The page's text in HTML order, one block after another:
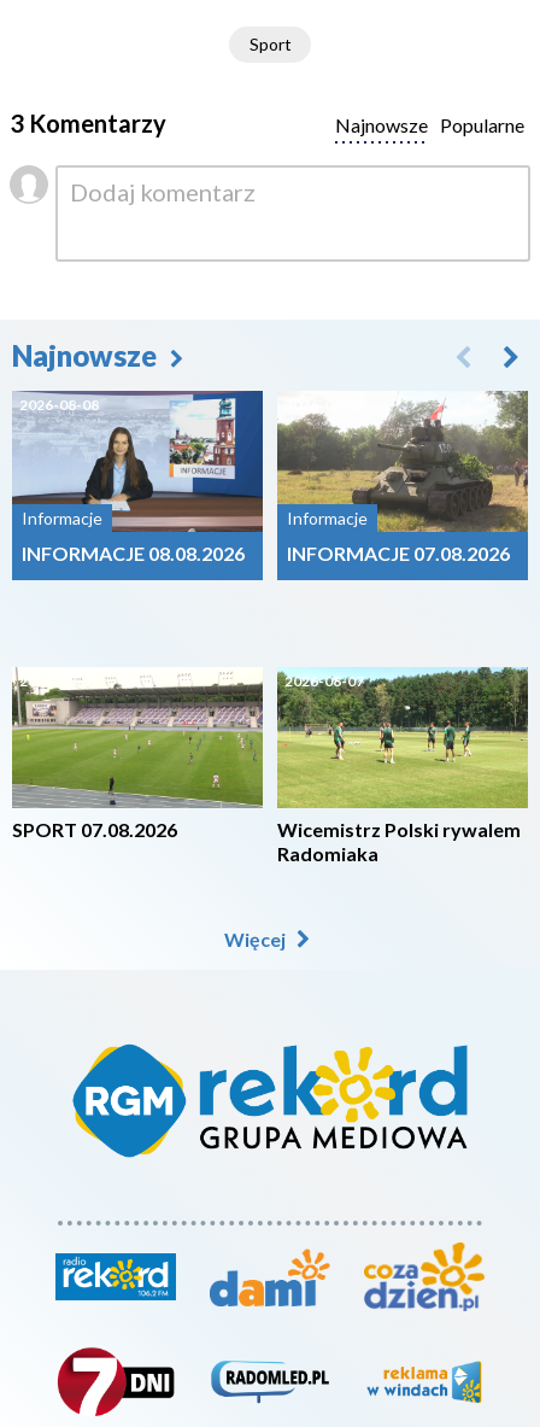
Sport
3 Komentarzy Popularne
Najnowsze
Najnowsze
2026-08-08
Informacje
INFORMACJE 08.08.2026
2026-08-07
SPORT 07.08.2026
Informacje
INFORMACJE 07.08.2026
2026-08-07
Wicemistrz Polski rywalem
Radomiaka
Więcej